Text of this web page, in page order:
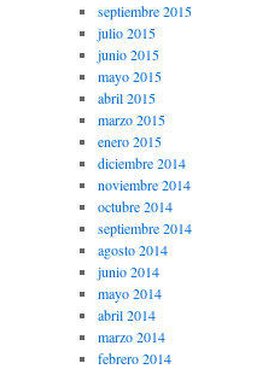
septiembre 2015
julio 2015
junio 2015
mayo 2015
abril 2015
marzo 2015
enero 2015
diciembre 2014
noviembre 2014
octubre 2014
septiembre 2014
agosto 2014
junio 2014
mayo 2014
abril 2014
marzo 2014
febrero 2014